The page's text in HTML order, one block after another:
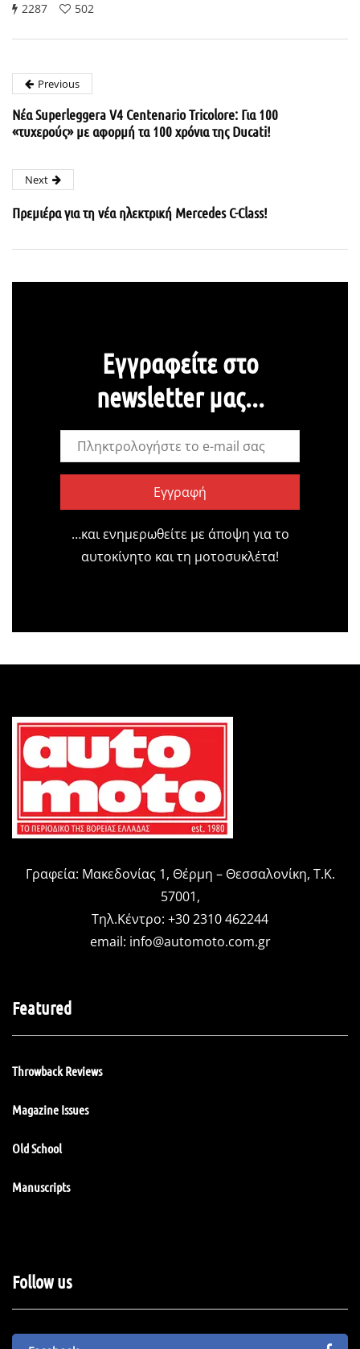
2287 502
Previous
Νέα Superleggera V4 Centenario Tricolore: Για 100
«τυχερούς» με αφορμή τα 100 χρόνια της Ducati!
Next
Πρεμιέρα για τη νέα ηλεκτρική Mercedes C-Class!
Εγγραφείτε στο
newsletter μας...
Εγγραφή
…και ενημερωθείτε με άποψη για το
αυτοκίνητο και τη μοτοσυκλέτα!
Γραφεία: Μακεδονίας 1, Θέρμη – Θεσσαλονίκη, Τ.Κ.
57001,
Τηλ.Κέντρο: +30 2310 462244
email: info@automoto.com.gr
Featured
Throwback Reviews
Magazine Issues
Old School
Manuscripts
Follow us